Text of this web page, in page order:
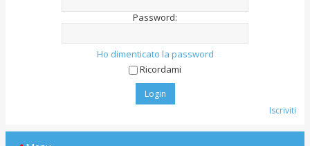
Password:
Ho dimenticato la password
Ricordami
Iscriviti